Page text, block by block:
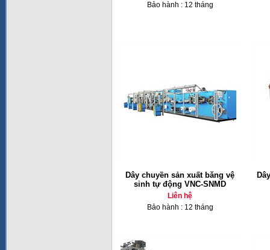
Bảo hành : 12 tháng
Dây chuyền sản xuất băng vệ
sinh tự động VNC-SNMD
Liên hệ
Bảo hành : 12 tháng